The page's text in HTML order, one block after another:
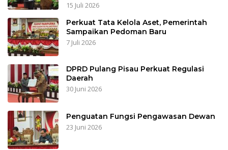
15 Juli 2026
Perkuat Tata Kelola Aset, Pemerintah
Sampaikan Pedoman Baru
7 Juli 2026
DPRD Pulang Pisau Perkuat Regulasi
Daerah
30 Juni 2026
Penguatan Fungsi Pengawasan Dewan
23 Juni 2026